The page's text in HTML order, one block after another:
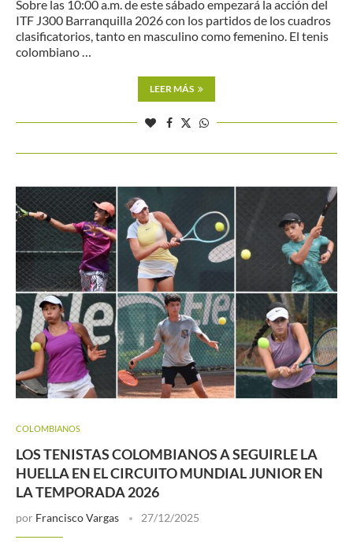
Sobre las 10:00 a.m. de este sábado empezará la acción del
ITF J300 Barranquilla 2026 con los partidos de los cuadros
clasificatorios, tanto en masculino como femenino. El tenis
colombiano …
LEER MÁS
COLOMBIANOS
LOS TENISTAS COLOMBIANOS A SEGUIRLE LA
HUELLA EN EL CIRCUITO MUNDIAL JUNIOR EN
LA TEMPORADA 2026
por Francisco Vargas 27/12/2025